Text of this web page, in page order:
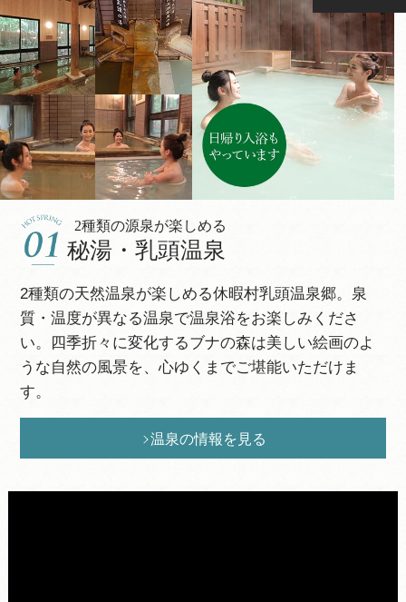
2種類の源泉が楽しめる
秘湯・乳頭温泉
2種類の天然温泉が楽しめる休暇村乳頭温泉郷。泉
質・温度が異なる温泉で温泉浴をお楽しみくださ
い。四季折々に変化するブナの森は美しい絵画のよ
うな自然の風景を、心ゆくまでご堪能いただけま
す。
温泉の情報を見る
旬の味覚・秋田の郷土食が楽しめる
秋田ふぅ～ど
日替わりで秋田の郷土鍋をはじめ、秋田の食材を使
った「おたのしみビュッフェ」が楽しめます。
休暇村周辺に溢れる大自然！
ブナの森の散策路
四季折々に表情を変える周辺の草木やブナの森。周
辺には複数の遊歩道が広がり飽きさせず散策出来ま
す。季節ごと異なる自然を堪能できます。
乳頭温泉郷湯めぐりを、湯めぐり号で！
異なる源泉を楽しむ
７軒の湯宿からなる乳頭温泉郷。湯めぐりに便利な
湯めぐり号が運行しております。湯めぐり帖を片手
に乳頭温泉郷全制覇！（湯めぐり帖2,500円宿泊者限
定販売）
湯巡り号の情報を見る
休暇村周辺で楽しめる
アクティビティ
白銀の世界をスノーシューを履いて散策！動物の足
跡や、普段歩くことのできない未知なる冒険に旅立
ちましょう！